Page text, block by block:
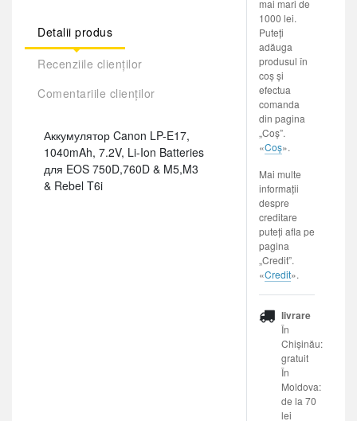
Detalii produs
Recenziile clienților
Comentariile clienților
Аккумулятор Canon LP-E17,
1040mAh, 7.2V, Li-Ion Batteries
для EOS 750D,760D & M5,M3
& Rebel T6i
mai mari de
1000 lei.
Puteți
adăuga
produsul în
coș și
efectua
comanda
din pagina
„Coș”.
«Coș».
Mai multe
informații
despre
creditare
puteți afla pe
pagina
„Credit”.
«Credit».
livrare
În
Chișinău:
gratuit
În
Moldova:
de la 70
lei